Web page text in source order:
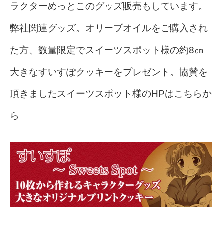
ラクターめっとこのグッズ販売もしています。
弊社関連グッズ。オリーブオイルをご購入され
た方、数量限定でスイーツスポット様の約8㎝
大きなすいすぽクッキーをプレゼント。協賛を
頂きましたスイーツスポット様のHPはこちらか
ら